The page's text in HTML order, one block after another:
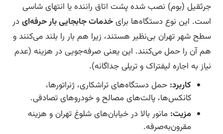
جرثقیل (بوم) نصب شده پشت اتاق راننده یا انتهای شاسی
است. این نوع دستگاه‌ها برایخدمات جابجایی بار حرفه‌ایدر
سطح شهر تهران بی‌نظیر هستند، زیرا هم بار را بلند می‌کنند و
هم آن را حمل می‌کنند. این یعنی صرفه‌جویی در هزینه (عدم
نیاز به اجاره لیفتراک و تریلی جداگانه).
کاربرد: حمل دستگاه‌های تراشکاری، ژنراتورها،
کانکس‌ها، پالت‌های مصالح و خودروهای تصادفی.
مزیت: مانور بالا در خیابان‌های شلوغ تهران و هزینه
مقرون‌به‌صرفه.